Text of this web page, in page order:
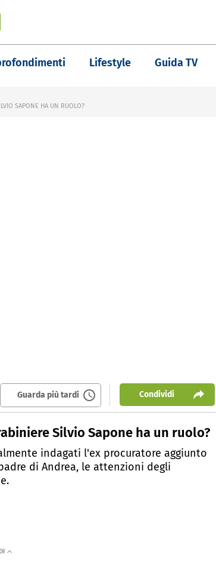
Lifestyle Guida TV
SAPONE HA UN RUOLO?
Guarda più tardi Condividi
Silvio Sapone ha un ruolo?
indagati l'ex procuratore aggiunto
di Andrea, le attenzioni degli